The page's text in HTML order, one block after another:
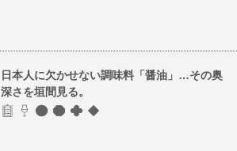
日本人に欠かせない調味料「醤油」…その奥
深さを垣間見る。